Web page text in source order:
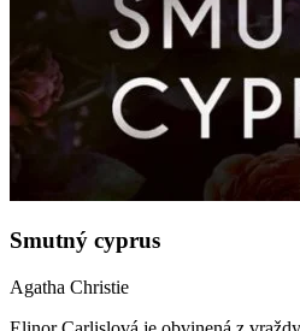
Smutný cyprus
Agatha Christie